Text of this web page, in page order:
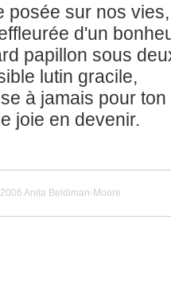
posée sur nos
d'un
papillon sous
lutin gracile,
à jamais pour ton
joie en devenir.
Anita Beldiman-Moore